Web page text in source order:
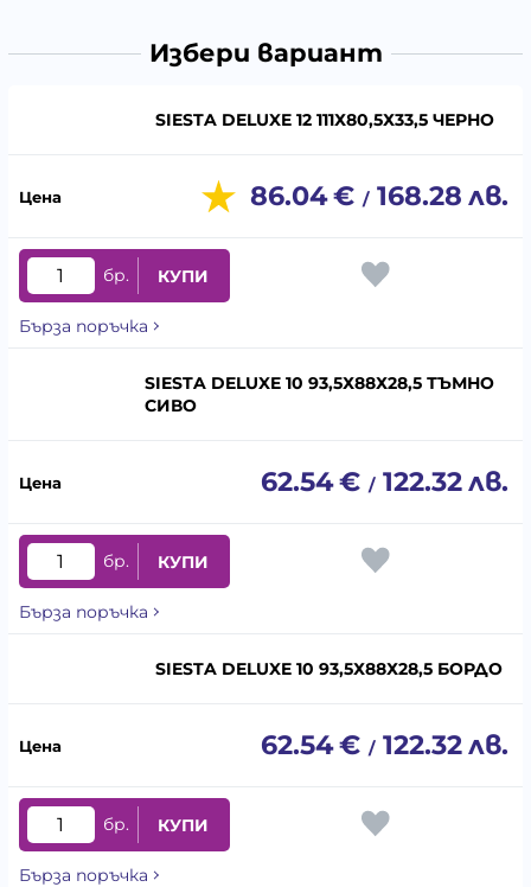
Избери вариант
SIESTA DELUXE 12 111Х80,5Х33,5 ЧЕРНО
86.04€ / 168.28 лв.
бр. КУПИ
Бърза поръчка
SIESTA DELUXE 10 93,5Х88Х28,5 ТЪМНО
СИВО
62.54€ / 122.32лв.
бр. КУПИ
Бърза поръчка
SIESTA DELUXE 10 93,5Х88Х28,5 БОРДО
62.54€ / 122.32лв.
бр. КУПИ
Бърза поръчка